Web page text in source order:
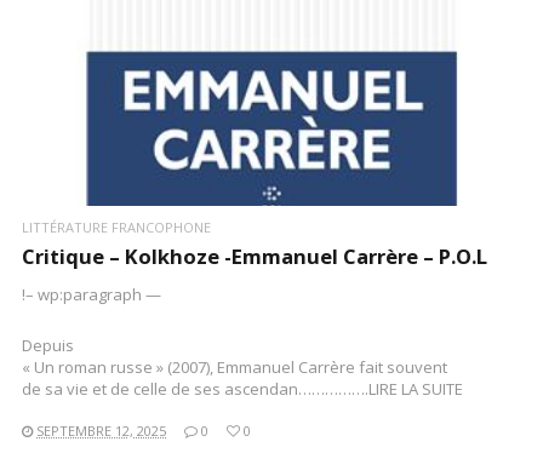
LITTÉRATURE FRANCOPHONE
Critique – Kolkhoze -Emmanuel Carrère – P.O.L
!– wp:paragraph —
Depuis
« Un roman russe » (2007), Emmanuel Carrère fait souvent
de sa vie et de celle de ses ascendan…………….LIRE LA SUITE
SEPTEMBRE 12, 2025 0 0